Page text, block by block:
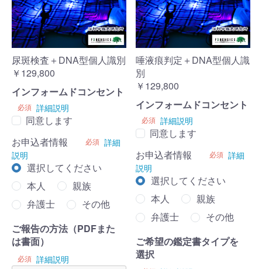
尿斑検査＋DNA型個人識別
￥129,800
インフォームドコンセント
必須 詳細説明
同意します
お申込者情報
必須 詳細
説明
選択してください
本人
親族
弁護士
その他
ご報告の方法（PDFまた
は書面）
必須 詳細説明
唾液痕判定＋DNA型個人識
別
￥129,800
インフォームドコンセント
必須 詳細説明
同意します
お申込者情報
必須 詳細
説明
選択してください
本人
親族
弁護士
その他
ご希望の鑑定書タイプを
選択